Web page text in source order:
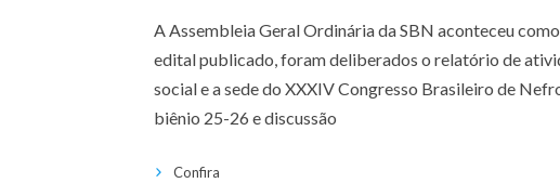
A Assembleia Geral Ordinária da SBN aconteceu
edital publicado, foram deliberados o relatório de
social e a sede do XXXIV Congresso Brasileiro de
biênio 25-26 e discussão
Confira